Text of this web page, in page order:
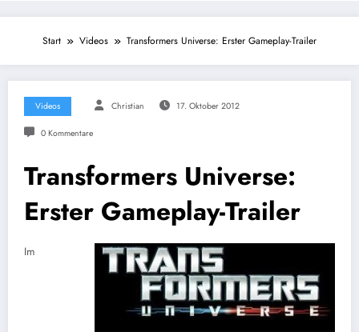
Start Videos Transformers Universe: Erster Gameplay-Trailer
Videos Christian 17. Oktober 2012
0 Kommentare
Transformers Universe:
Erster Gameplay-Trailer
Im